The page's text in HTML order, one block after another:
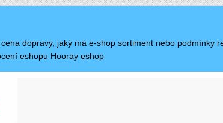
dopravy, jaký má e-shop sortiment nebo podmínky
eshopu Hooray eshop